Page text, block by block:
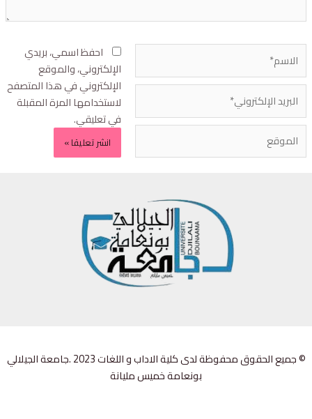
احفظ اسمي، بريدي
الإلكتروني، والموقع
الإلكتروني في هذا المتصفح
لاستخدامها المرة المقبلة
في تعليقي.
© جميع الحقوق محفوظة لدى كلية الاداب و اللغات 2023 .جامعة الجيلالي
بونعامة خميس مليانة